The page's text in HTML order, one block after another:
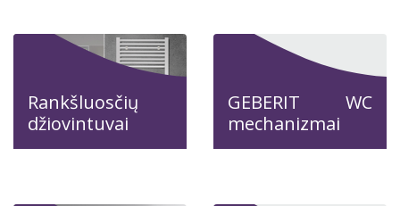
Rankšluosčių
džiovintuvai
GEBERIT WC
mechanizmai